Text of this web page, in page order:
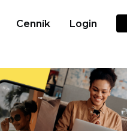
Cenník Login